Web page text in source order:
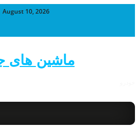
August 10, 2026
ماشین های